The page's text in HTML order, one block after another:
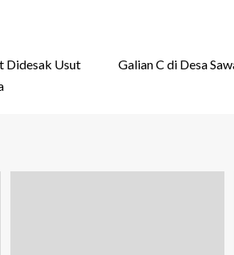
Didesak Usut
Galian C di Desa